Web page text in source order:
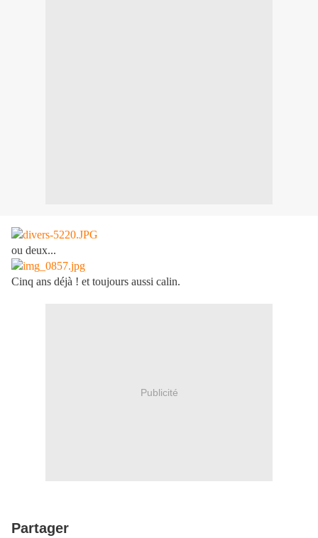
ou deux...
Cinq ans déjà ! et toujours aussi calin.
Publicité
Partager